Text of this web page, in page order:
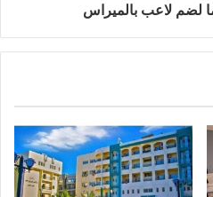
لضم لاعب بالميراس